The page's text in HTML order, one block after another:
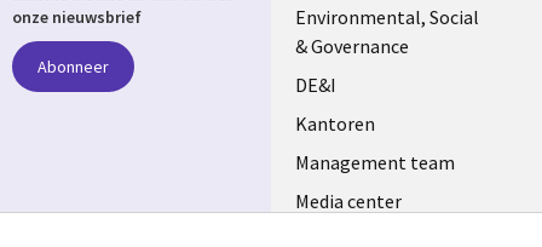
NETHERLANDS
Environmental, Social
& Governance
DE&I
Kantoren
Management team
Media center
onze nieuwsbrief
Abonneer